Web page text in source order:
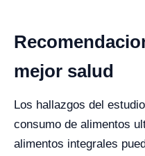
mejor salud
Los hallazgos del
consumo de alimentos
alimentos integrales